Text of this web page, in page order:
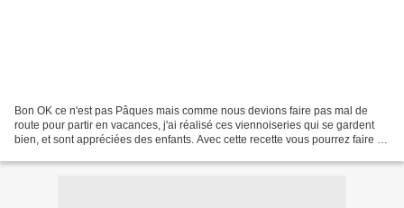
Bon OK ce n'est pas Pâques mais comme nous devions faire pas mal de
route pour partir en vacances, j'ai réalisé ces viennoiseries qui se gardent
bien, et sont appréciées des enfants. Avec cette recette vous pourrez faire au